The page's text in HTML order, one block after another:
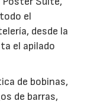
el
desde la
el apilado
de bobinas,
de barras,